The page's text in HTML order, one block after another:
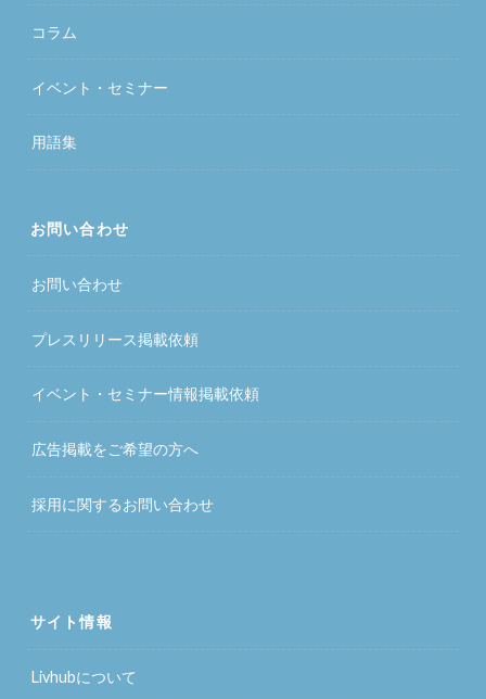
コラム
イベント・セミナー
用語集
お問い合わせ
お問い合わせ
プレスリリース掲載依頼
イベント・セミナー情報掲載依頼
広告掲載をご希望の方へ
採用に関するお問い合わせ
サイト情報
Livhubについて